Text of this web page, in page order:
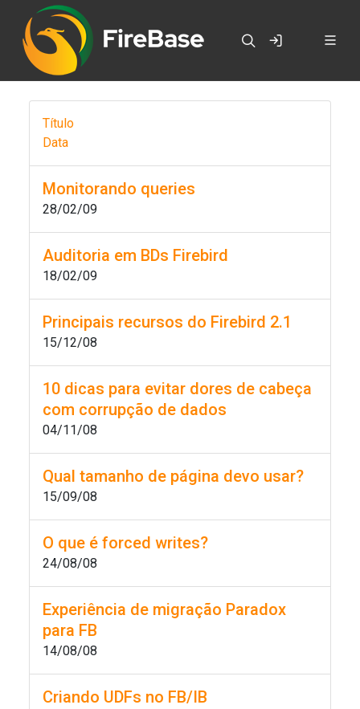
Título
Data
Monitorando queries
28/02/09
Auditoria em BDs Firebird
18/02/09
Principais recursos do Firebird 2.1
15/12/08
10 dicas para evitar dores de cabeça
com corrupção de dados
04/11/08
Qual tamanho de página devo usar?
15/09/08
O que é forced writes?
24/08/08
Experiência de migração Paradox
para FB
14/08/08
Criando UDFs no FB/IB